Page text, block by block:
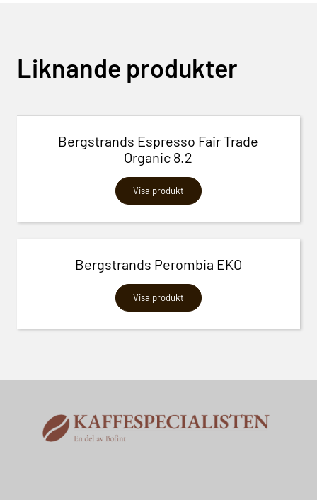
Liknande produkter
Bergstrands Espresso Fair Trade
Organic 8.2
Visa produkt
Bergstrands Perombia EKO
Visa produkt